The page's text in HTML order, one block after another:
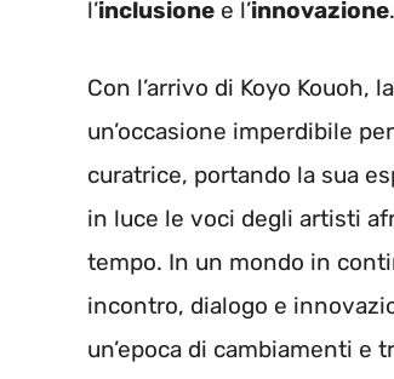
l’inclusione e l’innovazione.
Con l’arrivo di Koyo Kouoh, la
un’occasione imperdibile
curatrice, portando la sua
in luce le voci degli artisti
tempo. In un mondo in
incontro, dialogo e
un’epoca di cambiamenti e